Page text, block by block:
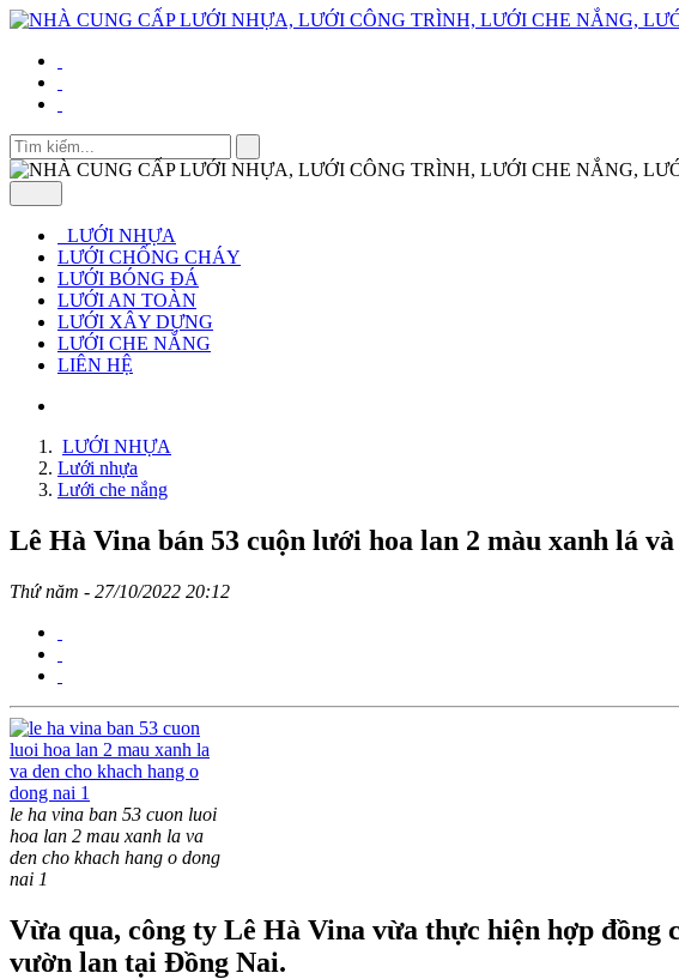
LƯỚI NHỰA
LƯỚI CHỐNG CHÁY
LƯỚI BÓNG ĐÁ
LƯỚI AN TOÀN
LƯỚI XÂY DỰNG
LƯỚI CHE NẮNG
LIÊN HỆ
LƯỚI NHỰA
Lưới nhựa
Lưới che nắng
Lê Hà Vina bán 53 cuộn lưới hoa lan 2 màu xanh lá
Thứ năm - 27/10/2022 20:12
le ha vina ban 53 cuon luoi
hoa lan 2 mau xanh la va
den cho khach hang o dong
nai 1
Vừa qua, công ty Lê Hà Vina vừa thực hiện hợp đồng
vườn lan tại Đồng Nai.